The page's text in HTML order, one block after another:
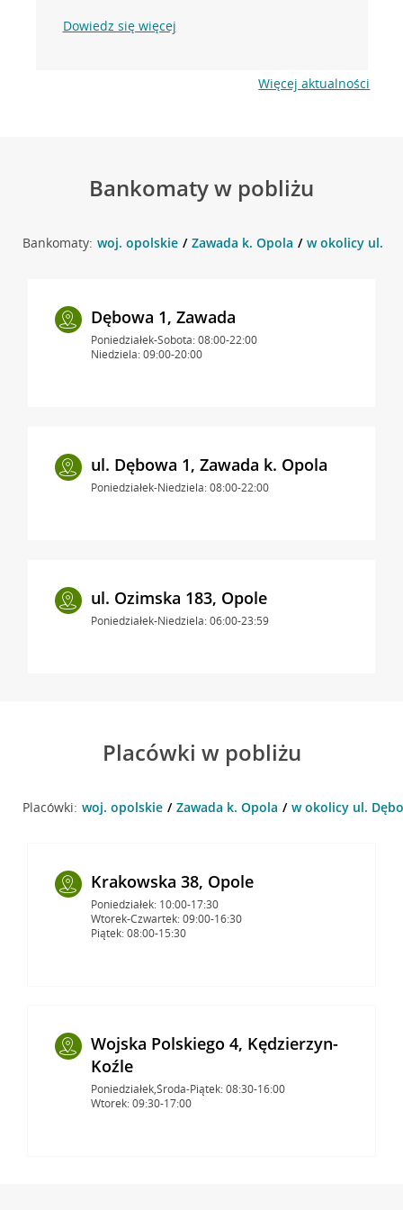
Dowiedz się więcej
Więcej aktualności
Bankomaty w pobliżu
Bankomaty: woj. opolskie Zawada k. Opola w okolicy ul.
Dębowa 1, Zawada
Poniedziałek-Sobota: 08:00-22:00
Niedziela: 09:00-20:00
ul. Dębowa 1, Zawada k. Opola
Poniedziałek-Niedziela: 08:00-22:00
ul. Ozimska 183, Opole
Poniedziałek-Niedziela: 06:00-23:59
Placówki w pobliżu
Placówki: woj. opolskie Zawada k. Opola w okolicy ul.
Krakowska 38, Opole
Poniedziałek: 10:00-17:30
Wtorek-Czwartek: 09:00-16:30
Piątek: 08:00-15:30
Wojska Polskiego 4, Kędzierzyn-
Koźle
Poniedziałek,Środa-Piątek: 08:30-16:00
Wtorek: 09:30-17:00